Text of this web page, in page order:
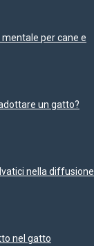
mentale per cane e
un gatto?
nella diffusione
nel gatto